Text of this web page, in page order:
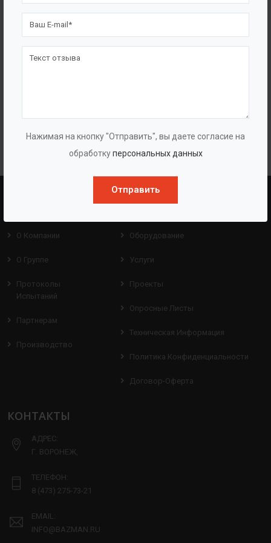
Нажимая на кнопку "Отправить", вы даете согласие на
обработкуперсональных данных
Отправить
выпускаемой нами документации и каждый проект для нас
любая из задач, стоящая перед вами, будет решена
качественно и на высоком уровне.
О Компании
О Группе
Протоколы
Испытаний
Партнерам
Производство
ПОЛЕЗНЫЕ ССЫЛКИ
Оборудование
Услуги
Проекты
Опросные Листы
Техническая Информация
Политика Конфиденциальности
Договор-Оферта
КОНТАКТЫ
АДРЕС:
Г. ВОРОНЕЖ,
ТЕЛЕФОН:
8 (473) 275-73-21
EMAIL:
INFO@BAZMAN.RU